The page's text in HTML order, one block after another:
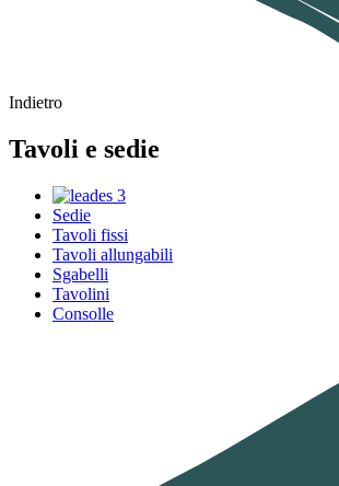
Indietro
Tavoli e sedie
Sedie
Tavoli fissi
Tavoli allungabili
Sgabelli
Tavolini
Consolle